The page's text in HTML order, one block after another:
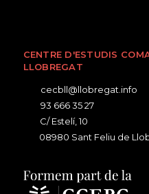
CENTRE D'ESTUDIS
LLOBREGAT
cecbll@llobregat.info
93 666 35 27
C/ Estelí, 10
08980 Sant Feliu de